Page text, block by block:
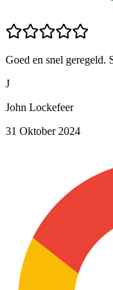
Goed en snel geregeld.
J
John Lockefeer
31 Oktober 2024